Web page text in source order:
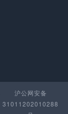
沪公网安备
31011202010288